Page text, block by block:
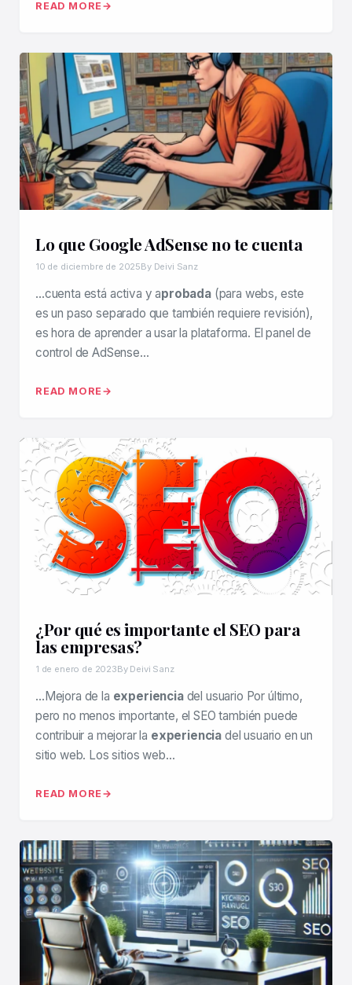
READ MORE
Lo que Google AdSense no te cuenta
10 de diciembre de 2025By Deivi Sanz
…cuenta está activa y aprobada(para webs, este
es un paso separado que también requiere revisión),
es hora de aprender a usar la plataforma. El panel de
control de AdSense…
READ MORE
¿Por qué es importante el SEO para
las empresas?
1 de enero de 2023By Deivi Sanz
…Mejora de la experienciadel usuario Por último,
pero no menos importante, el SEO también puede
contribuir a mejorar la experiencia del usuario en un
sitio web. Los sitios web…
READ MORE